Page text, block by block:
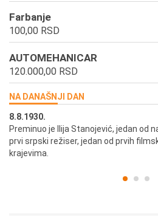
Farbanje
100,00 RSD
AUTOMEHANICAR
120.000,00 RSD
NA DANAŠNJI DAN
8.8.1930.
Preminuo je Ilija Stanojević, jedan od
prvi srpski režiser, jedan od prvih
krajevima.